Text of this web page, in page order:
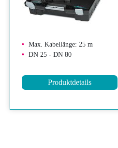
Max. Kabellänge: 25 m
DN 25 - DN 80
Produktdetails